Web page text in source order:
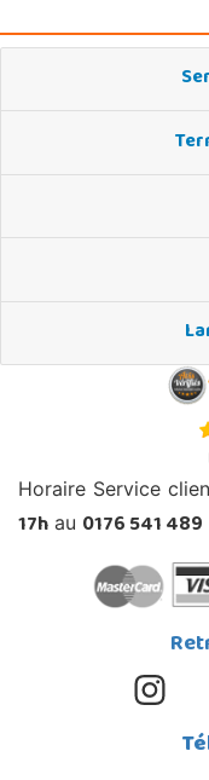
Horaire Service
17h au 0176 541 489